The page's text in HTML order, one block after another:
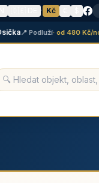
· Kč
📍 Podluží· od 480 Kč/noc